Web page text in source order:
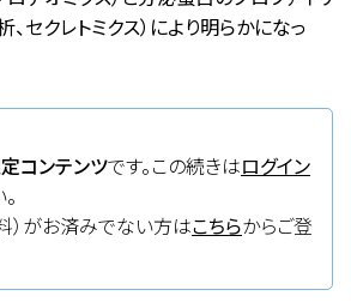
、セクレトミクス）により明らかになっ
コンテンツです。この続きはログイン
）がお済みでない方はこちらからご登